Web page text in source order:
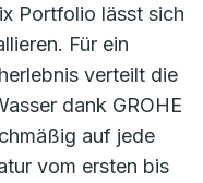
Portfolio lässt sich
Für ein
verteilt die
dank GROHE
auf jede
vom ersten bis